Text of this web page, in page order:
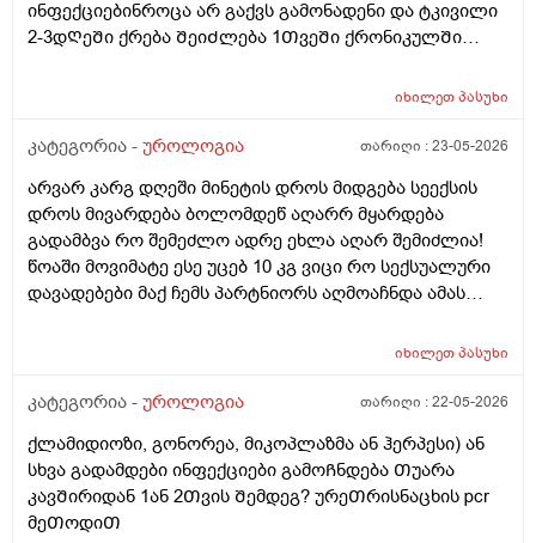
ინფექციებინროცა არ გაქვს გამონადენი და ტკივილი
2-3დᲦეᲨი ქრება ᲨეიᲫლება 1ᲗვეᲨი ქრონიკულᲨი
იხილეთპასუხი
კატეგორია - უროლოგია თარიღი :23-05-2026
არვარ კარგ დღეში მინეტის დროს მიდგება სეექსის
დროს მივარდება ბოლომდეწ აღარრ მყარდება
გადამბვა რო შემეძლო ადრე ეხლა აღარ შემიძლია!
წოაში მოვიმატე ესე უცებ 10 კგ ვიცი რო სექსუალური
დავადებები მაქ ჩემს პარტნიორს აღმოაჩნდა ამას
დამიჯდეება ანალიევი ექიმთან ვიზიდი რო ვიცოდე ამ
იხილეთპასუხი
კატეგორია - უროლოგია თარიღი :22-05-2026
ქლამიდიოზი, გონორეა, მიკოპლაზმა ან ჰერპესი) ან
სხვა გადამდები ინფექციები გამოᲩნდება Თუარა
კავᲨირიდან 1ან 2Თვის Შემდეგ? ურეᲗრისნაცხის pcr
მეᲗოდიᲗ